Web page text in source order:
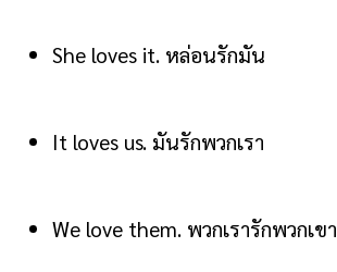
She loves it. หล่อนรักมัน
It loves us. มันรักพวกเรา
We love them. พวกเรารักพวกเขา